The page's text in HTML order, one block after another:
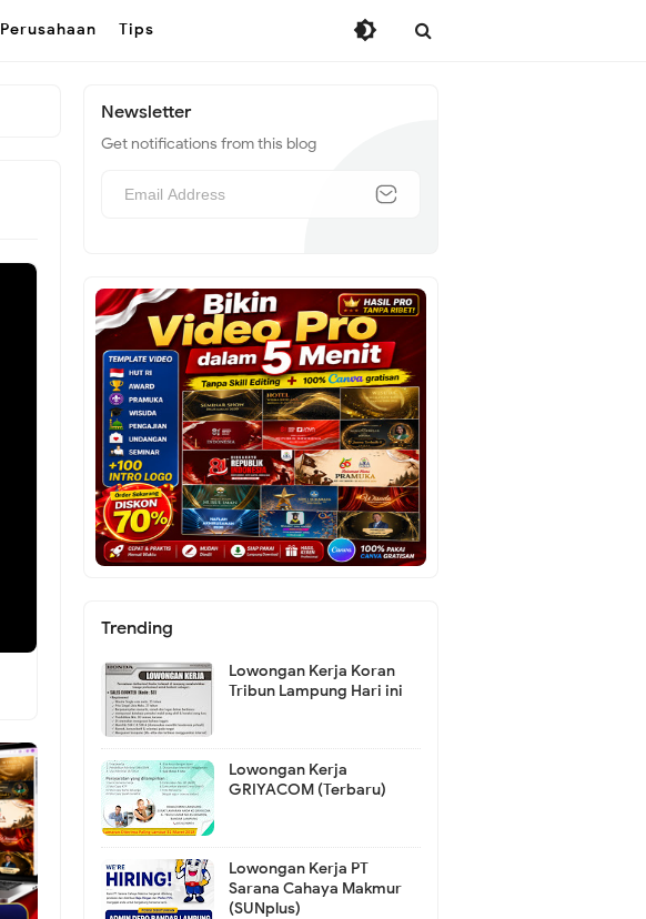
Perusahaan Tips
Newsletter
Get notifications from this blog
Trending
Lowongan Kerja Koran
Tribun Lampung Hari ini
Lowongan Kerja
GRIYACOM (Terbaru)
Lowongan Kerja PT
Sarana Cahaya Makmur
(SUNplus)